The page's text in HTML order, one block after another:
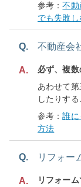
参考：不動
でも失敗
Q. 不動産会
A.
必ず、複数
あわせて
したりす
参考：誰に
方法
Q. リフォー
A.
リフォー